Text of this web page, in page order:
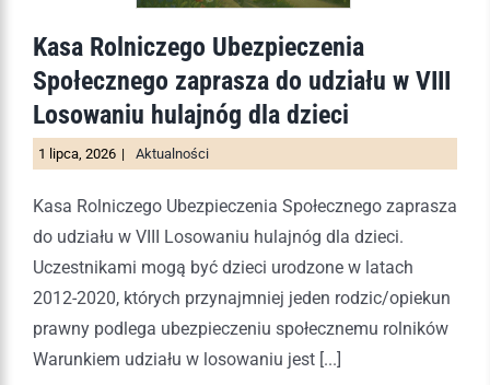
Kasa Rolniczego Ubezpieczenia
Społecznego zaprasza do udziału w VIII
Losowaniu hulajnóg dla dzieci
1 lipca, 2026 | Aktualności
Kasa Rolniczego Ubezpieczenia Społecznego zaprasza
do udziału w VIII Losowaniu hulajnóg dla dzieci.
Uczestnikami mogą być dzieci urodzone w latach
2012-2020, których przynajmniej jeden rodzic/opiekun
prawny podlega ubezpieczeniu społecznemu rolników
Warunkiem udziału w losowaniu jest [...]